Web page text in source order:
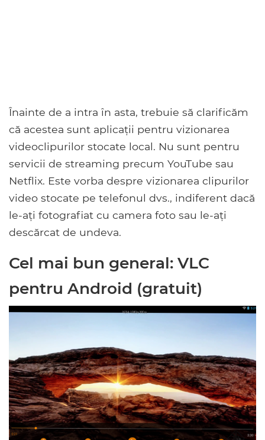
Înainte de a intra în asta, trebuie să clarificăm
că acestea sunt aplicații pentru vizionarea
videoclipurilor stocate local. Nu sunt pentru
servicii de streaming precum YouTube sau
Netflix. Este vorba despre vizionarea clipurilor
video stocate pe telefonul dvs., indiferent dacă
le-ați fotografiat cu camera foto sau le-ați
descărcat de undeva.
Cel mai bun general: VLC
pentru Android (gratuit)